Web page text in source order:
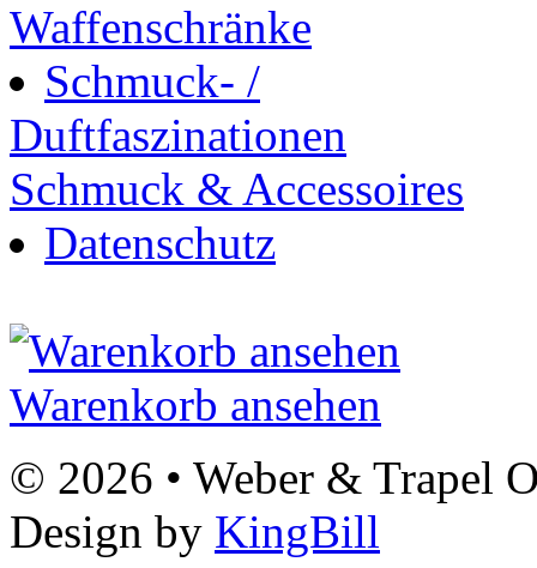
Waffenschränke
Schmuck- /
Duftfaszinationen
Schmuck & Accessoires
Datenschutz
Warenkorb ansehen
© 2026 • Weber & Trapel
Design by KingBill